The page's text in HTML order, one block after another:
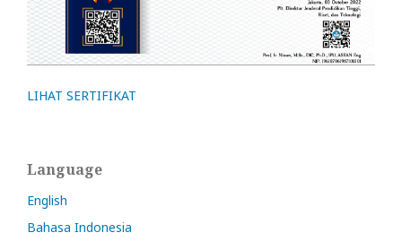
LIHAT SERTIFIKAT
Language
English
Bahasa Indonesia